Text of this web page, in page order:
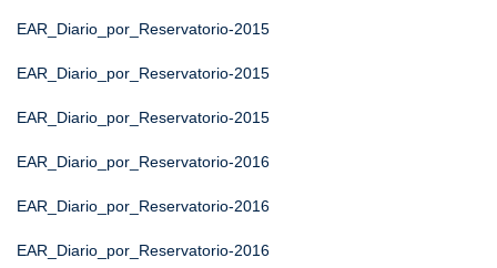
EAR_Diario_por_Reservatorio-2015
EAR_Diario_por_Reservatorio-2015
EAR_Diario_por_Reservatorio-2015
EAR_Diario_por_Reservatorio-2016
EAR_Diario_por_Reservatorio-2016
EAR_Diario_por_Reservatorio-2016